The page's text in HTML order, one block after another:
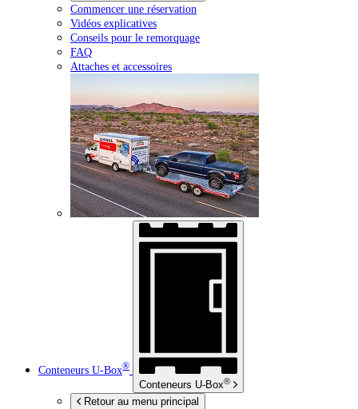
Commencer une réservation
Vidéos explicatives
Conseils pour le remorquage
FAQ
Attaches et accessoires
Conteneurs U-Box®
Conteneurs U-Box®
Retour au menu principal